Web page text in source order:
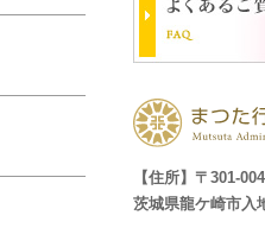
【住所】〒301-
茨城県龍ケ崎市入